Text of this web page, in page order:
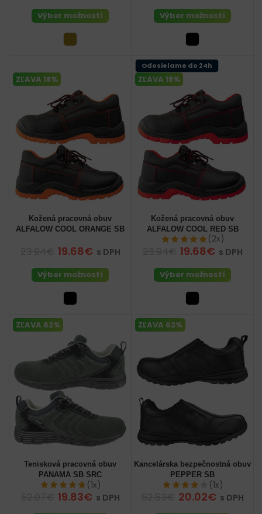
Výber možností Výber možností
ZĽAVA 18%
Kožená pracovná obuv
ALFALOW COOL ORANGE SB
19.68€ s DPH
Výber možností
ZĽAVA 18%
Odosielame do 24h
Kožená pracovná obuv
ALFALOW COOL RED SB
(2x)
19.68€ s DPH
Výber možností
ZĽAVA 62%
Tenisková pracovná obuv
PANAMA SB SRC
(1x)
19.83€ s DPH
ZĽAVA 62%
Kancelárska bezpečnostná obuv
PEPPER SB
(1x)
20.02€ s DPH